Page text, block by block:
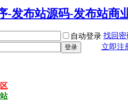
自动登录 找回密
登录
立即注